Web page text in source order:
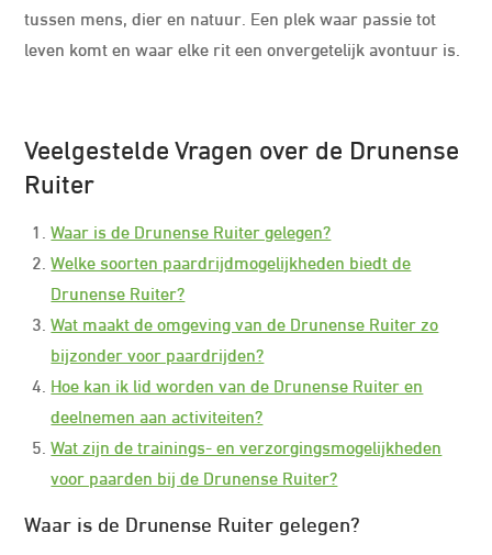
tussen mens, dier en natuur. Een plek waar passie tot
leven komt en waar elke rit een onvergetelijk avontuur is.
Veelgestelde Vragen over de Drunense
Ruiter
Waar is de Drunense Ruiter gelegen?
Welke soorten paardrijdmogelijkheden biedt de
Drunense Ruiter?
Wat maakt de omgeving van de Drunense Ruiter zo
bijzonder voor paardrijden?
Hoe kan ik lid worden van de Drunense Ruiter en
deelnemen aan activiteiten?
Wat zijn de trainings- en verzorgingsmogelijkheden
voor paarden bij de Drunense Ruiter?
Waar is de Drunense Ruiter gelegen?